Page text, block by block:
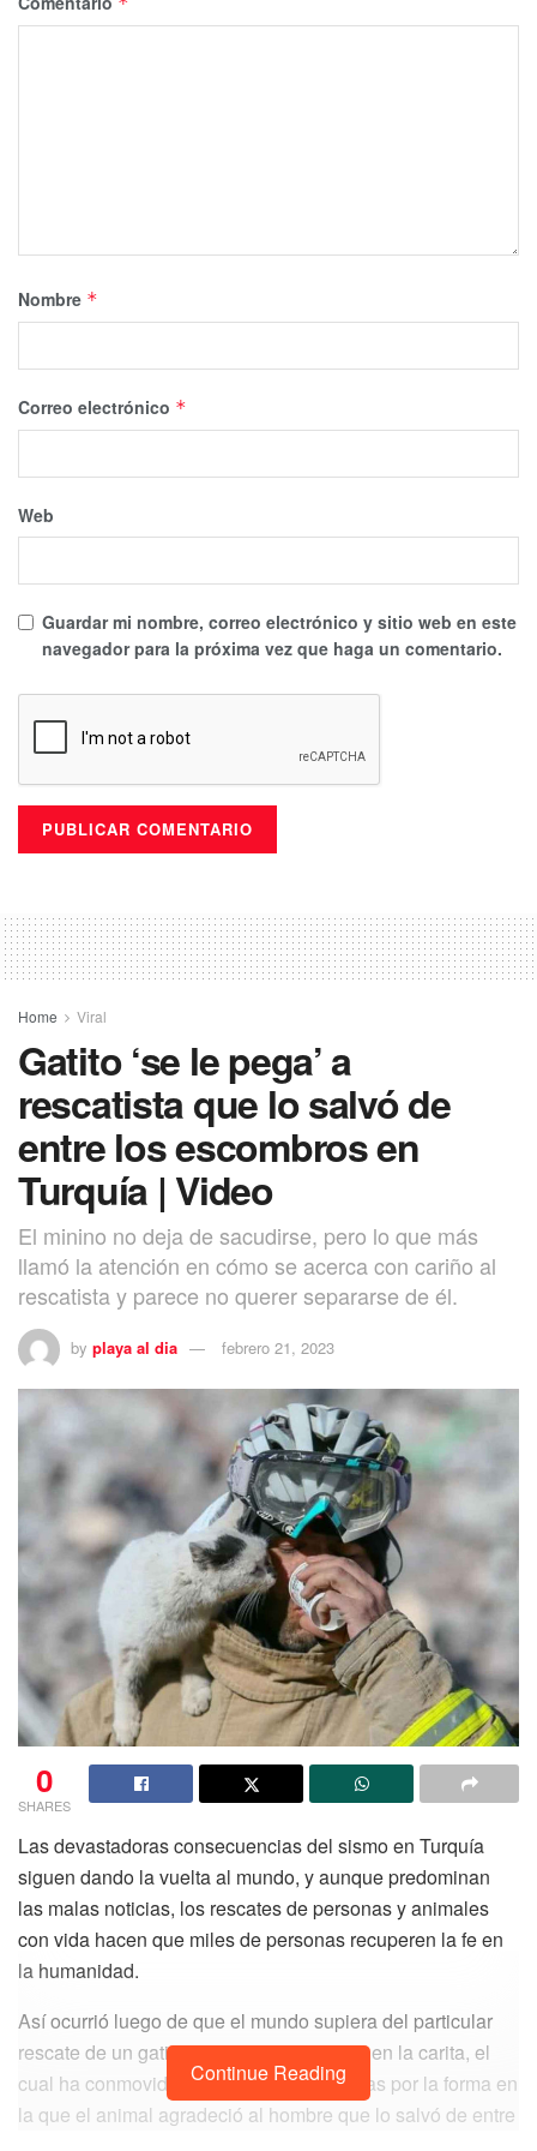
Nombre *
Correo electrónico *
Web
Guardar mi nombre, correo electrónico y sitio web en este
navegador para la próxima vez que haga un comentario.
Home Viral
Gatito ‘se le pega’ a
rescatista que lo salvó de
entre los escombros en
Turquía | Video
El minino no deja de sacudirse, pero lo que más
llamó la atención en cómo se acerca con cariño al
rescatista y parece no querer separarse de él.
by playa al dia febrero 21, 2023
0
SHARES
Las devastadoras consecuencias del sismo en Turquía
siguen dando la vuelta al mundo, y aunque predominan
las malas noticias, los rescates de personas y animales
con vida hacen que miles de personas recuperen la fe en
la humanidad.
Así ocurrió luego de que el mundo supiera del particular
rescate de un gatito con manchas negras en la carita, el
cual ha conmovido a cientos de internautas por la forma en
la que el animal agradeció al hombre que lo salvó de entre
Continue Reading